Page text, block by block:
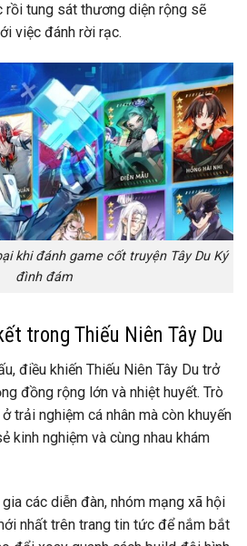
rồi tung sát thương diện rộng sẽ
việc đánh rời rạc.
khi đánh game cốt truyện Tây Du Ký
đình đám
trong Thiếu Niên Tây Du
điều khiến Thiếu Niên Tây Du trở
đồng rộng lớn và nhiệt huyết. Trò
trải nghiệm cá nhân mà còn khuyến
kinh nghiệm và cùng nhau khám
các diễn đàn, nhóm mạng xã hội
nhất trên trang tin tức để nắm bắt